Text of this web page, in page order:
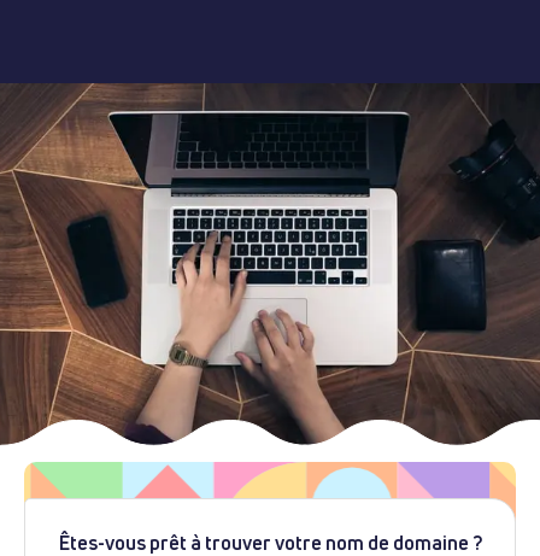
Êtes-vous prêt à trouver votre nom de domaine ?